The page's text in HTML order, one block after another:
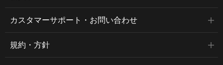
カスタマーサポート・お問い合わせ
規約・方針